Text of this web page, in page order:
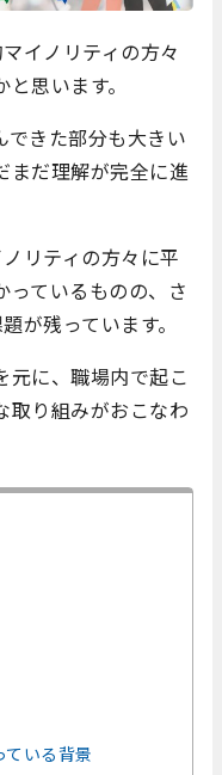
イノリティの方々
思います。
できた部分も大きい
まだ理解が完全に進
リティの方々に平
っているものの、さ
が残っています。
元に、職場内で起こ
取り組みがおこなわ
いる背景